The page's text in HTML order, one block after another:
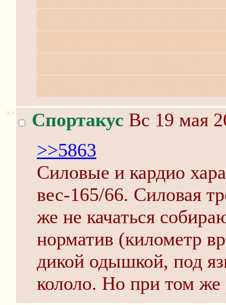
>> Спортакус Вс 19 мая
>>5863
Силовые и кардио
вес-165/66. Силовая
же не качаться
норматив (километр
дикой одышкой, под
кололо. Но при том же